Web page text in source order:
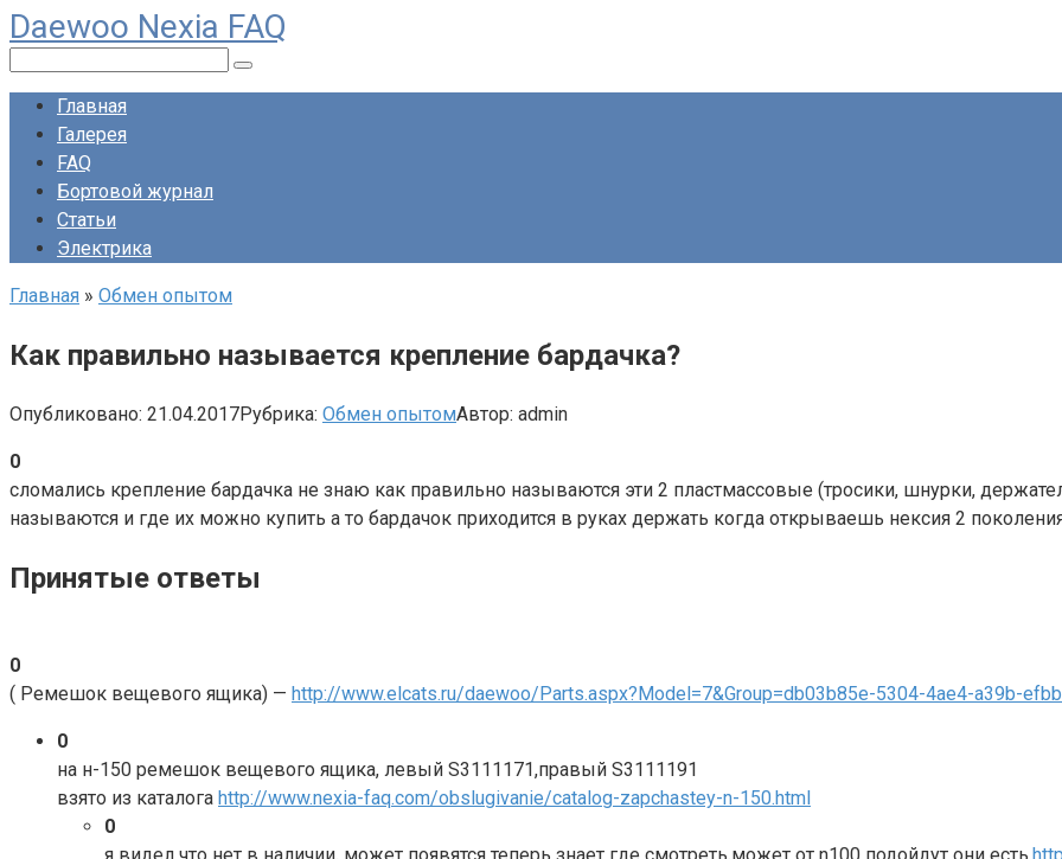
Перейти
к
контенту
Daewoo Nexia FAQ
Главная
Галерея
FAQ
Бортовой журнал
Статьи
Электрика
Главная » Обмен опытом
Как правильно называется крепление бардачка?
Опубликовано: 21.04.2017Рубрика: Обмен опытомАвтор: admin
0
сломались крепление бардачка не знаю как правильно называются эти 2 пластмассовые (тросики, шнурки,
называются и где их можно купить а то бардачок приходится в руках держать когда открываешь нексия 2
Принятые ответы
0
( Ремешок вещевого ящика) — http://www.elcats.ru/daewoo/Parts.aspx?Model=7&Group=db03b85e-5304-4ae4-a39b-
0
на н-150 ремешок вещевого ящика, левый S3111171,правый S3111191
взято из каталога http://www.nexia-faq.com/obslugivanie/catalog-zapchastey-n-150.html
0
я видел что нет в наличии, может появятся теперь знает где смотреть,может от n100 подойдут они есть.